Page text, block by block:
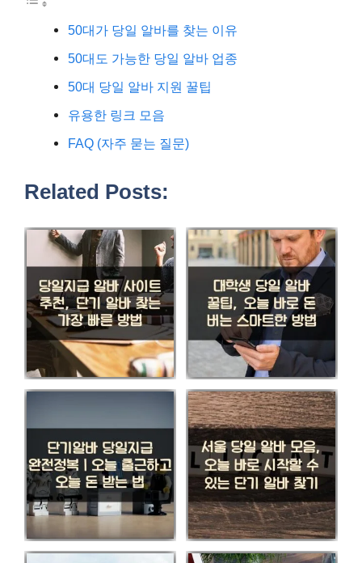
50대가 당일 알바를 찾는 이유
50대도 가능한 당일 알바 업종
50대 당일 알바 지원 꿀팁
유용한 링크 모음
FAQ (자주 묻는 질문)
Related Posts: